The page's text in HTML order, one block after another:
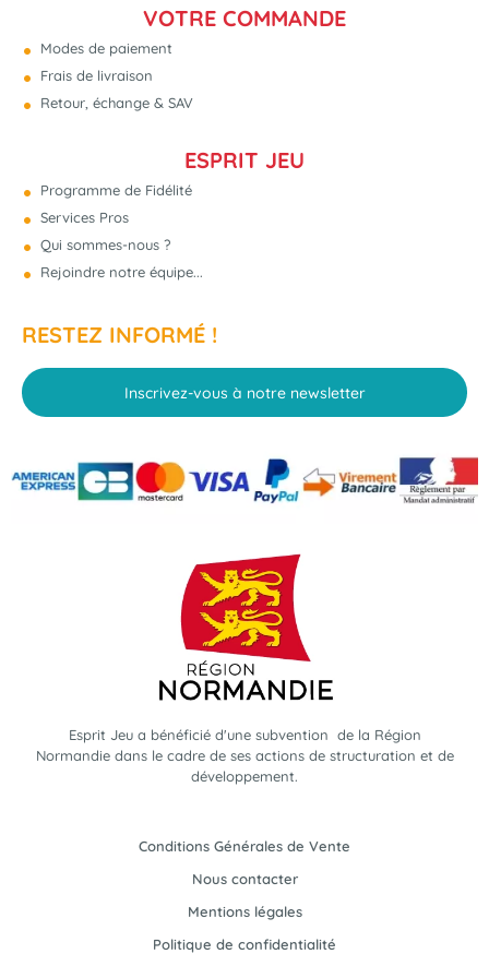
VOTRE COMMANDE
Modes de paiement
Frais de livraison
Retour, échange & SAV
ESPRIT JEU
Programme de Fidélité
Services Pros
Qui sommes-nous ?
Rejoindre notre équipe...
RESTEZ INFORMÉ !
Inscrivez-vous à notre newsletter
Esprit Jeu a bénéficié d'une subvention de la Région
Normandie dans le cadre de ses actions de structuration et de
développement.
Conditions Générales de Vente
Nous contacter
Mentions légales
Politique de confidentialité